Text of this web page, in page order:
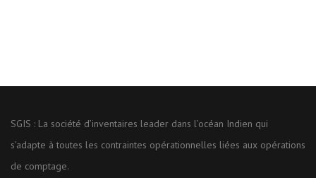
SGIS : La société d’inventaires leader dans l’océan Indien qui
s’adapte à toutes les contraintes opérationnelles liées aux opérations
de comptage.